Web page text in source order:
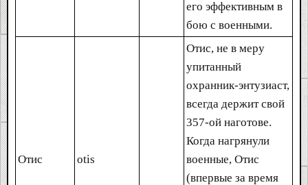
его эффективным в
бою с военными.
Отис otis
Отис, не в меру
упитанный
охранник-энтузиаст,
всегда держит свой
357-ой наготове.
Когда нагрянули
военные, Отис
(впервые за время